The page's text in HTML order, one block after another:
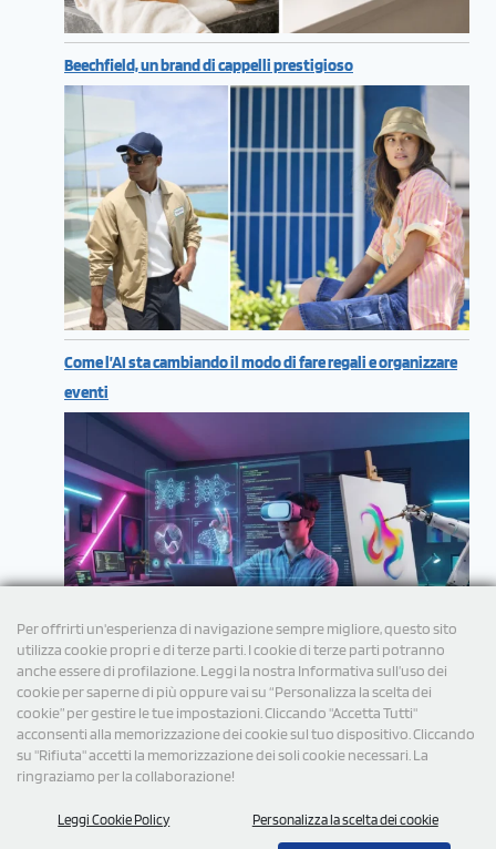
Per offrirti un'esperienza di navigazione sempre migliore, questo sito
utilizza cookie propri e di terze parti. I cookie di terze parti potranno
anche essere di profilazione. Leggi la nostra Informativa sull’uso dei
cookie per saperne di più oppure vai su “Personalizza la scelta dei
cookie” per gestire le tue impostazioni. Cliccando "Accetta Tutti"
acconsenti alla memorizzazione dei cookie sul tuo dispositivo. Cliccando
su "Rifiuta" accetti la memorizzazione dei soli cookie necessari. La
ringraziamo per la collaborazione!
Leggi Cookie Policy Personalizza la scelta dei cookie
Beechfield, un brand di cappelli prestigioso
Come l’AI sta cambiando il modo di fare regali e organizzare
eventi